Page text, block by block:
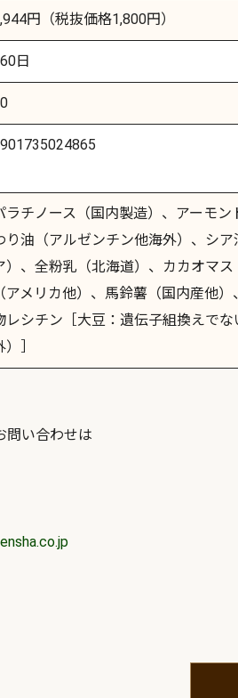
円（税抜価格1,800円）
日
ラチノース（国内製造）、アーモ
り油（アルゼンチン他海外）、シ
）、全粉乳（北海道）、カカオマ
（アメリカ他）、馬鈴薯（国内産他
レシチン［大豆：遺伝子組換えで
）］
問い合わせは